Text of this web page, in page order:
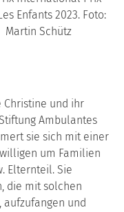
Enfants 2023. Foto:
Martin Schütz
und ihr
Ambulantes
sie sich mit einer
um Familien
Elternteil. Sie
die mit solchen
und